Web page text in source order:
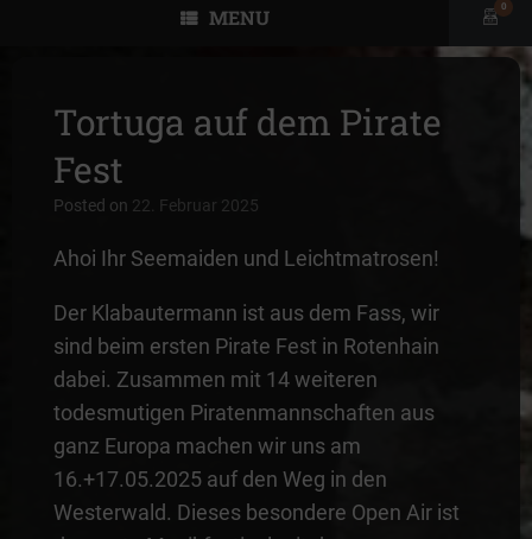
MENU
View
cart
0
Tortuga auf dem Pirate
Fest
Posted on 22. Februar 2025
Ahoi Ihr Seemaiden und Leichtmatrosen!
Der Klabautermann ist aus dem Fass, wir
sind beim ersten Pirate Fest in Rotenhain
dabei. Zusammen mit 14 weiteren
todesmutigen Piratenmannschaften aus
ganz Europa machen wir uns am
16.+17.05.2025 auf den Weg in den
Westerwald. Dieses besondere Open Air ist